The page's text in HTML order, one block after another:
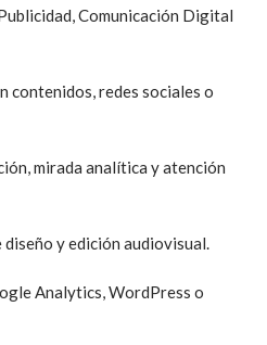
Comunicación Digital
contenidos, redes sociales o
mirada analítica y atención
y edición audiovisual.
Analytics, WordPress o